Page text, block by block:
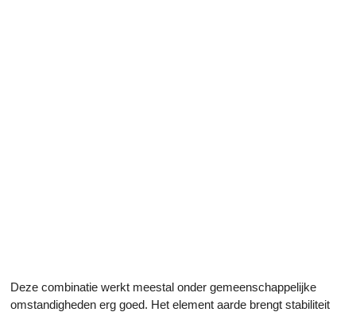
Deze combinatie werkt meestal onder gemeenschappelijke
omstandigheden erg goed. Het element aarde brengt stabiliteit